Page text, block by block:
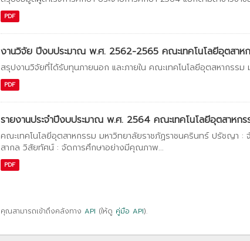
PDF
งานวิจัย ปีงบประมาณ พ.ศ. 2562-2565 คณะเทคโนโลยีอุตสาหก
สรุปงานวิจัยที่ได้รับทุนภายนอก และภายใน คณะเทคโนโลยีอุตสหากรรม
PDF
รายงานประจำปีงบประมาณ พ.ศ. 2564 คณะเทคโนโลยีอุตสาหกร
คณะเทคโนโลยีอุตสาหกรรม มหาวิทยาลัยราชภัฏราชนครินทร์ ปรัชญา
สากล วิสัยทัศน์ : จัดการศึกษาอย่างมีคุณภาพ...
PDF
คุณสามารถเข้าถึงคลังทาง API (ให้ดู คู่มือ API).